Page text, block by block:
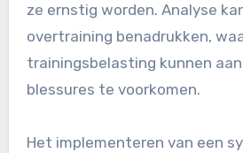
ze ernstig worden. Analyse
overtraining benadrukken,
trainingsbelasting kunnen
blessures te voorkomen.
Het implementeren van een